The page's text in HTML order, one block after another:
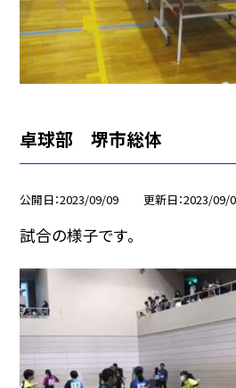
卓球部 堺市総体
公開日 2023/09/09 更新日 2023/09/
試合の様子です。